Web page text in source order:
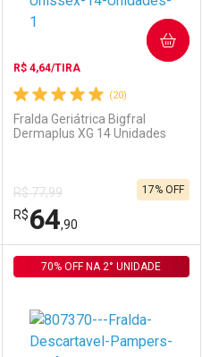
Comprar sem Desconto
Por R$ 79,99/cada
Comprar sem Desconto
Por R$ 79,99/cada
FECHAR
FECHAR
(20)
R$ 4,64/TIRA
Fralda Geriátrica Bigfral
Dermaplus XG 14 Unidades
R$ 77,99
R$64,90
17% OFF
COMPRAR
Laboratório
Por Menos
70% OFF NA 2° UNIDADE